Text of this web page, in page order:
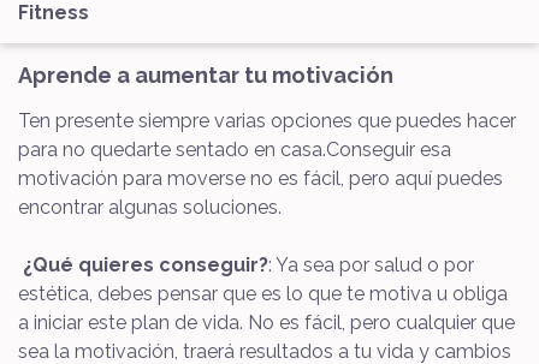
Fitness
Aprende a aumentar tu motivación
Ten presente siempre varias opciones que puedes hacer
para no quedarte sentado en casa.Conseguir esa
motivación para moverse no es fácil, pero aquí puedes
encontrar algunas soluciones.
¿Qué quieres conseguir?: Ya sea por salud o por
estética, debes pensar que es lo que te motiva u obliga
a iniciar este plan de vida. No es fácil, pero cualquier que
sea la motivación, traerá resultados a tu vida y cambios